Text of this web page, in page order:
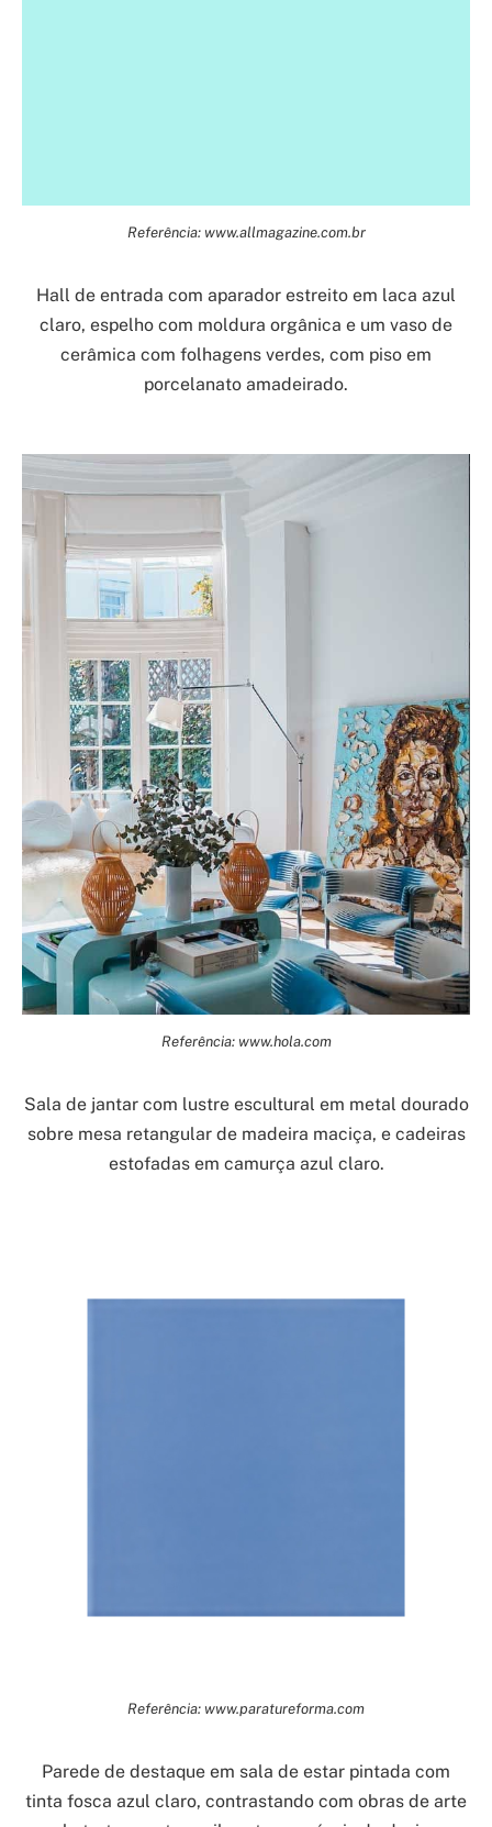
Referência: www.allmagazine.com.br
Hall de entrada com aparador estreito em laca azul
claro, espelho com moldura orgânica e um vaso de
cerâmica com folhagens verdes, com piso em
porcelanato amadeirado.
Referência: www.hola.com
Sala de jantar com lustre escultural em metal dourado
sobre mesa retangular de madeira maciça, e cadeiras
estofadas em camurça azul claro.
Referência: www.paratureforma.com
Parede de destaque em sala de estar pintada com
tinta fosca azul claro, contrastando com obras de arte